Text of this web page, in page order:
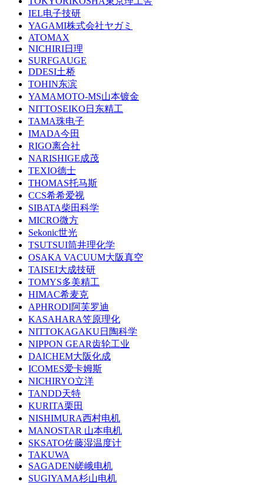
IEL电子技研
YAGAMI株式会社ヤガミ
ATOMAX
NICHIRI日理
SURFGAUGE
DDESI土桥
TOHIN东滨
YAMAMOTO-MS山本镀金
NITTOSEIKO日东精工
TAMA珠电子
IMADA今田
RIGO离合社
NARISHIGE成茂
TEXIO德士
THOMAS托马斯
CCS希希爱视
SIBATA柴田科学
MICRO微方
Sekonic世光
TSUTSUI筒井理化学
OSAKA VACUUM大阪真空
TAISEI大成技研
TOMYS多美精工
HIMAC希麦克
APHRODI阿芙罗迪
KASAHARA笠原理化
NITTOKAGAKU日陶科学
NIPPON GEAR齿轮工业
DAICHEM大阪化成
ICOMES爱卡姆斯
NICHIRYO立洋
TANDD天特
KURITA栗田
NISHIMURA西村电机
MANOSTAR 山本电机
SKSATO佐藤湿温度计
TAKUWA
SAGADEN嵯峨电机
SUGIYAMA杉山电机